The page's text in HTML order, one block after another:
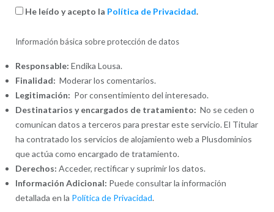
He leído y acepto la Política de Privacidad.
Información básica sobre protección de datos
Responsable: Endika Lousa.
Finalidad: Moderar los comentarios.
Legitimación: Por consentimiento del interesado.
Destinatarios y encargados de tratamiento: No se ceden o
comunican datos a terceros para prestar este servicio. El Titular
ha contratado los servicios de alojamiento web a Plusdominios
que actúa como encargado de tratamiento.
Derechos: Acceder, rectificar y suprimir los datos.
Información Adicional: Puede consultar la información
detallada en la Política de Privacidad.